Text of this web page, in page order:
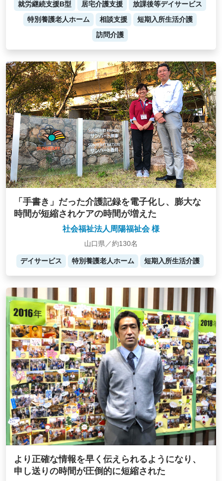
就労継続支援B型 居宅介護支援
放課後等デイサービス
特別養護老人ホーム
相談支援
短期入所生活介護
訪問介護
「手書き」だった介護記録を電子化し、膨大な
時間が短縮されケアの時間が増えた
社会福祉法人周陽福祉会 様
山口県／約130名
デイサービス 特別養護老人ホーム 短期入所生活介護
より正確な情報を早く伝えられるようになり、
申し送りの時間が圧倒的に短縮された